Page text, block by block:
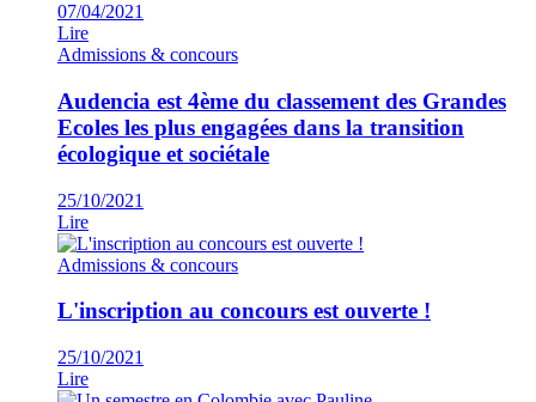
07/04/2021
Lire
Admissions & concours
Audencia est 4ème du classement des Grandes
Ecoles les plus engagées dans la transition
écologique et sociétale
25/10/2021
Lire
Admissions & concours
L'inscription au concours est ouverte !
25/10/2021
Lire